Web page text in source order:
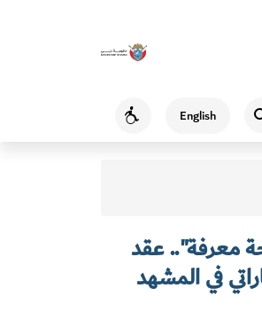
English
Accessibility
معرفة".. عقد
في المشهد